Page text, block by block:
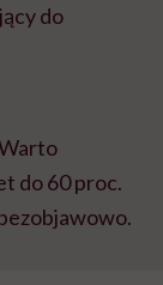
do
do 60 proc.